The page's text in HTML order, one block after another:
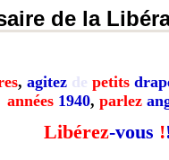
de la
, agitez de petits
années 1940, parlez
Libérez-vous !